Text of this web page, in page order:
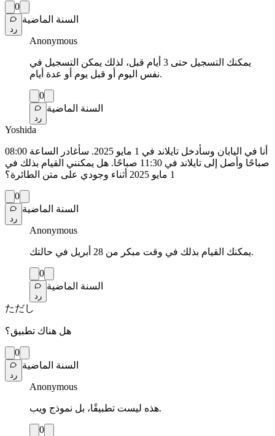
0
رد
السنة الماضية
Anonymous
يمكنك التسجيل حتى 3 أيام قبل، لذلك يمكن التسجيل في
نفس اليوم أو قبل يوم أو عدة أيام.
0
رد
السنة الماضية
Yoshida
أنا في اليابان وسأدخل تايلاند في 1 مايو 2025. سأغادر الساعة 08:00
صباحًا وأصل إلى تايلاند في 11:30 صباحًا. هل يمكنني القيام بذلك في
1 مايو 2025 أثناء وجودي على متن الطائرة؟
0
رد
السنة الماضية
Anonymous
يمكنك القيام بذلك في وقت مبكر من 28 أبريل في حالتك.
0
رد
السنة الماضية
ただし
هل هناك تطبيق؟
0
رد
السنة الماضية
Anonymous
هذه ليست تطبيقًا، بل نموذج ويب.
0